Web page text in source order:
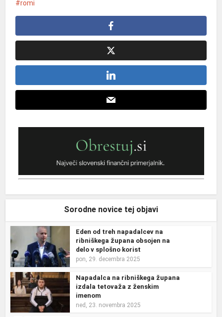
romi
Sorodne novice tej objavi
Eden od treh napadalcev na
ribniškega župana obsojen na
delo v splošno korist
pon, 29. decembra 2025
Napadalca na ribniškega župana
izdala tetovaža z ženskim
imenom
ned, 23. novembra 2025